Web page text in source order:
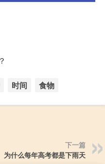
时间 食物
下一篇
为什么每年高考都是下雨天